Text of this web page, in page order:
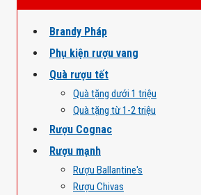
Brandy Pháp
Phụ kiện rượu vang
Quà rượu tết
Quà tặng dưới 1 triệu
Quà tặng từ 1-2 triệu
Rượu Cognac
Rượu mạnh
Rượu Ballantine's
Rượu Chivas